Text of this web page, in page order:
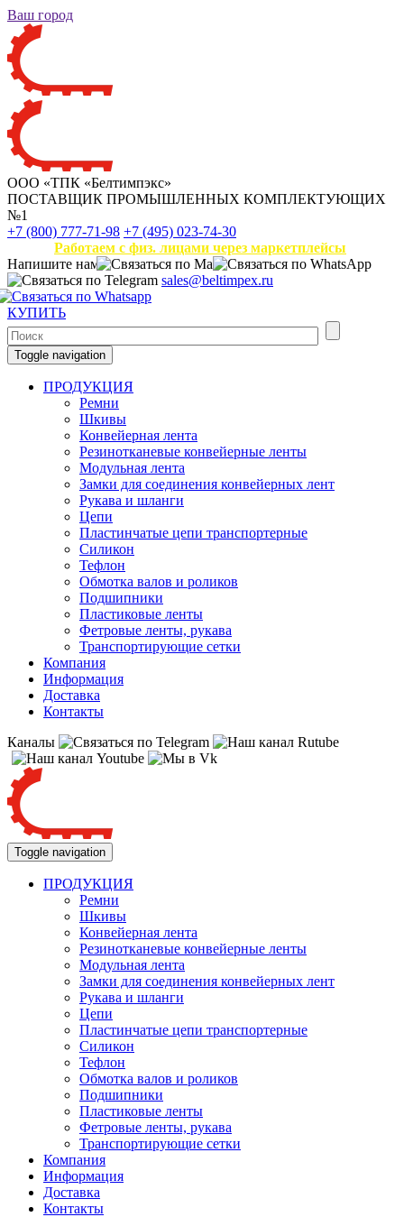
Ваш город
ООО «ТПК «Белтимпэкс»
ПОСТАВЩИК ПРОМЫШЛЕННЫХ КОМПЛЕКТУЮЩИХ
№1
+7 (800) 777-71-98 +7 (495) 023-74-30
Работаем с физ. лицами через маркетплейсы
Напишите нам
sales@beltimpex.ru
КУПИТЬ
Toggle navigation
ПРОДУКЦИЯ
Ремни
Шкивы
Конвейерная лента
Резинотканевые конвейерные ленты
Модульная лента
Замки для соединения конвейерных лент
Рукава и шланги
Цепи
Пластинчатые цепи транспортерные
Силикон
Тефлон
Обмотка валов и роликов
Подшипники
Пластиковые ленты
Фетровые ленты, рукава
Транспортирующие сетки
Компания
Информация
Доставка
Контакты
Каналы
Toggle navigation
ПРОДУКЦИЯ
Ремни
Шкивы
Конвейерная лента
Резинотканевые конвейерные ленты
Модульная лента
Замки для соединения конвейерных лент
Рукава и шланги
Цепи
Пластинчатые цепи транспортерные
Силикон
Тефлон
Обмотка валов и роликов
Подшипники
Пластиковые ленты
Фетровые ленты, рукава
Транспортирующие сетки
Компания
Информация
Доставка
Контакты